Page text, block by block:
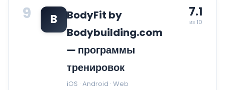
9 B
BodyFit by
Bodybuilding.com
— программы
тренировок
iOS · Android · Web
7.1
из 10